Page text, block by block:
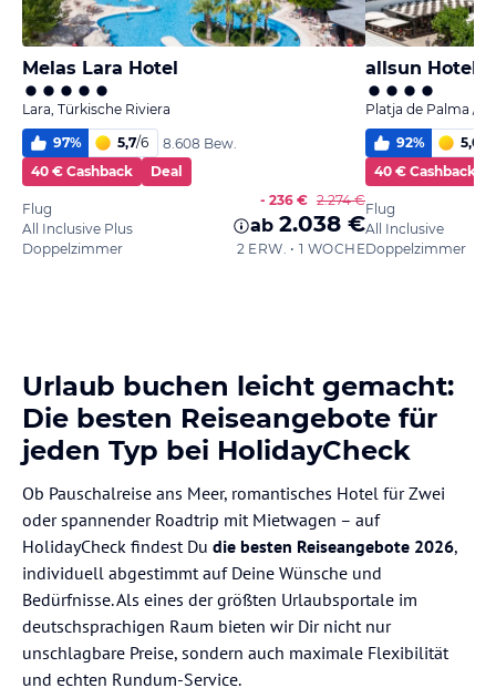
Melas Lara Hotel
Lara, Türkische Riviera
97% 5,7/6
8.608 Bew.
40 € Cashback
Deal
Flug
All Inclusive Plus
Doppelzimmer
- 236 € 2.274 €
ab 2.038 €
2 ERW. • 1 WOCHE
allsun Hotel
Platja de Palma /
92% 5,0
40 € Cashback
Flug
All Inclusive
Doppelzimmer
Urlaub buchen leicht gemacht:
Die besten Reiseangebote für
jeden Typ bei HolidayCheck
Ob Pauschalreise ans Meer, romantisches Hotel für Zwei
oder spannender Roadtrip mit Mietwagen – auf
HolidayCheck findest Du die besten Reiseangebote 2026,
individuell abgestimmt auf Deine Wünsche und
Bedürfnisse. Als eines der größten Urlaubsportale im
deutschsprachigen Raum bieten wir Dir nicht nur
unschlagbare Preise, sondern auch maximale Flexibilität
und echten Rundum-Service.